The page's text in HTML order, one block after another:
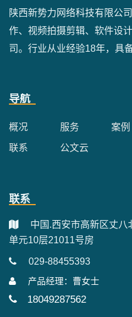
陕西新势力网络科技有限公
作、视频拍摄剪辑、软件设
司。行业从业经验18年，具
导航
概况 服务 案例
联系 公文云
联系
中国.西安市高新区丈
单元10层21011号房
029-88455393
产品经理：曹女士
18049287562